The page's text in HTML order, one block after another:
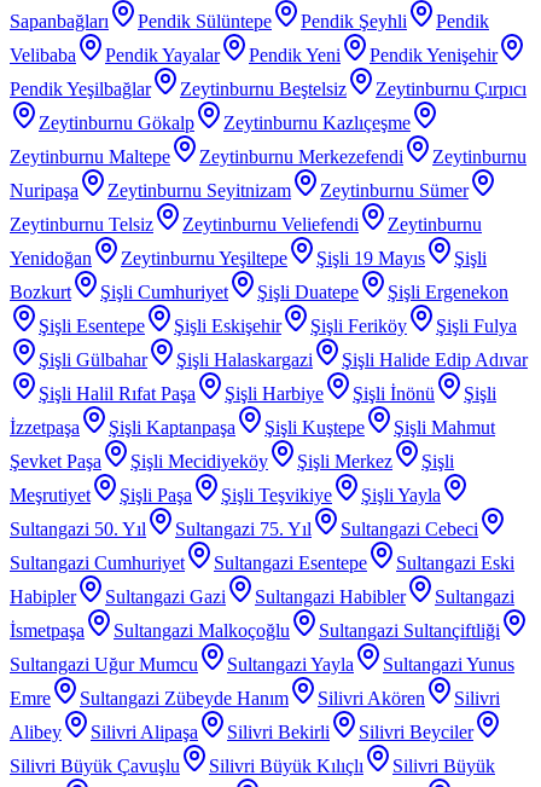
Sapanbağları
Pendik Sülüntepe Pendik Şeyhli
Pendik
Velibaba
Pendik Yayalar Pendik Yeni
Pendik Yenişehir
Pendik Yeşilbağlar
Zeytinburnu Beştelsiz
Zeytinburnu Çırpıcı
Zeytinburnu Gökalp
Zeytinburnu Kazlıçeşme
Zeytinburnu Maltepe
Zeytinburnu Merkezefendi
Zeytinburnu
Nuripaşa
Zeytinburnu Seyitnizam
Zeytinburnu Sümer
Zeytinburnu Telsiz
Zeytinburnu Veliefendi
Zeytinburnu
Yenidoğan
Zeytinburnu Yeşiltepe Şişli 19 Mayıs
Şişli
Bozkurt
Şişli Cumhuriyet Şişli Duatepe
Şişli Ergenekon
Şişli Esentepe
Şişli Eskişehir Şişli Feriköy
Şişli Fulya
Şişli Gülbahar
Şişli Halaskargazi
Şişli Halide Edip Adıvar
Şişli Halil Rıfat Paşa
Şişli Harbiye Şişli İnönü
Şişli
İzzetpaşa
Şişli Kaptanpaşa Şişli Kuştepe
Şişli Mahmut
Şevket Paşa
Şişli Mecidiyeköy Şişli Merkez
Şişli
Meşrutiyet
Şişli Paşa Şişli Teşvikiye
Şişli Yayla
Sultangazi 50. Yıl
Sultangazi 75. Yıl
Sultangazi Cebeci
Sultangazi Cumhuriyet
Sultangazi Esentepe
Sultangazi Eski
Habipler
Sultangazi Gazi Sultangazi Habibler
Sultangazi
İsmetpaşa
Sultangazi Malkoçoğlu
Sultangazi Sultançiftliği
Sultangazi Uğur Mumcu
Sultangazi Yayla
Sultangazi Yunus
Emre
Sultangazi Zübeyde Hanım Silivri Akören
Silivri
Alibey
Silivri Alipaşa Silivri Bekirli
Silivri Beyciler
Silivri Büyük Çavuşlu
Silivri Büyük Kılıçlı
Silivri Büyük